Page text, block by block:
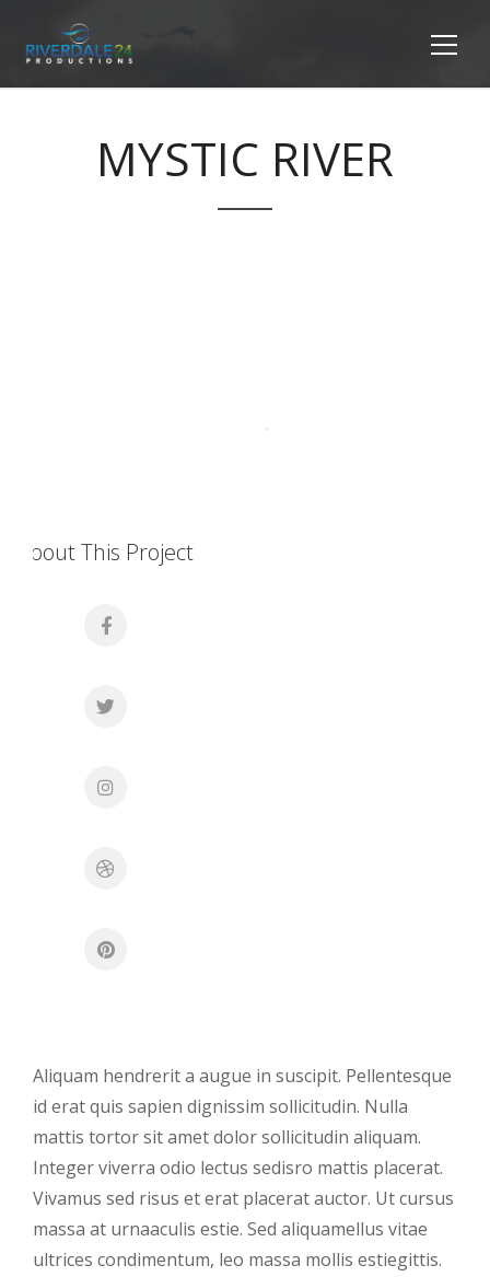
MYSTIC RIVER
About This Project
Aliquam hendrerit a augue in suscipit. Pellentesque
id erat quis sapien dignissim sollicitudin. Nulla
mattis tortor sit amet dolor sollicitudin aliquam.
Integer viverra odio lectus sedisro mattis placerat.
Vivamus sed risus et erat placerat auctor. Ut cursus
massa at urnaaculis estie. Sed aliquamellus vitae
ultrices condimentum, leo massa mollis estiegittis.